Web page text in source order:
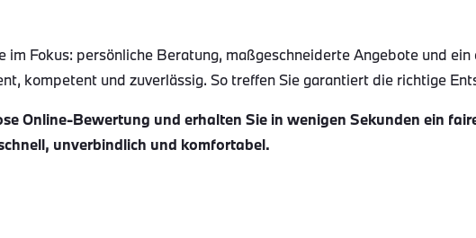
im Fokus: persönliche Beratung, maßgeschneiderte Angebote und
kompetent und zuverlässig. So treffen Sie garantiert die richtige
Online-Bewertung und erhalten Sie in wenigen Sekunden ein
unverbindlich und komfortabel.